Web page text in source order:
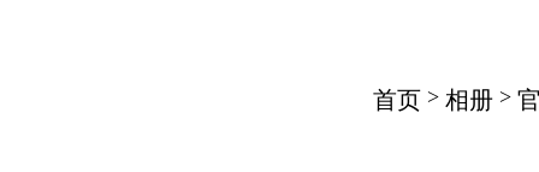
首页 > 相册 >